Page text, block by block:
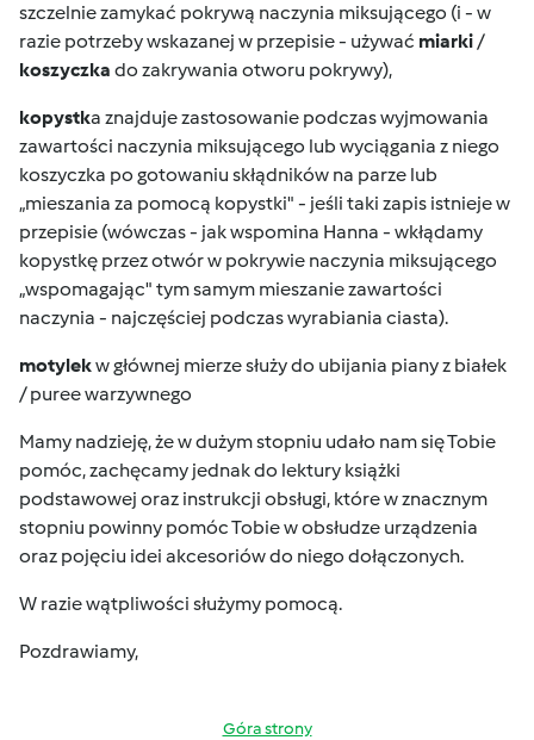
szczelnie zamykać pokrywą naczynia miksującego (i - w
razie potrzeby wskazanej w przepisie - używać miarki/
koszyczka do zakrywania otworu pokrywy),
kopystka znajduje zastosowanie podczas wyjmowania
zawartości naczynia miksującego lub wyciągania z niego
koszyczka po gotowaniu skłądników na parze lub
„mieszania za pomocą kopystki" - jeśli taki zapis istnieje w
przepisie (wówczas - jak wspomina Hanna - wkłądamy
kopystkę przez otwór w pokrywie naczynia miksującego
„wspomagając" tym samym mieszanie zawartości
naczynia - najczęściej podczas wyrabiania ciasta).
motylekw głównej mierze służy do ubijania piany z białek
/ puree warzywnego
Mamy nadzieję, że w dużym stopniu udało nam się Tobie
pomóc, zachęcamy jednak do lektury książki
podstawowej oraz instrukcji obsługi, które w znacznym
stopniu powinny pomóc Tobie w obsłudze urządzenia
oraz pojęciu idei akcesoriów do niego dołączonych.
W razie wątpliwości służymy pomocą.
Pozdrawiamy,
Góra strony